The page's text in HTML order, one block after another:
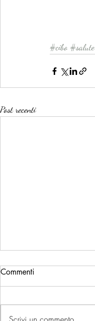
#cibo #salute
Post recenti
Commenti